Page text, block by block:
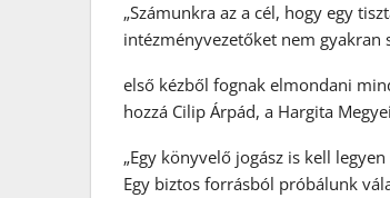
„Számunkra az a cél, hogy egy
intézményvezetőket nem gyakran
első kézből fognak elmondani
hozzá Cilip Árpád, a Hargita
„Egy könyvelő jogász is kell
Egy biztos forrásból próbálunk